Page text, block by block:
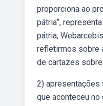
proporciona ao
pátria”,
pátria;
refletirmos sobre
de cartazes
2) apresentações
que aconteceu no